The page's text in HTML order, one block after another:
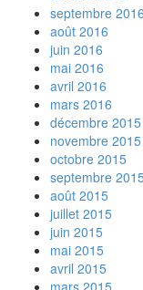
septembre 2016
août 2016
juin 2016
mai 2016
avril 2016
mars 2016
décembre 2015
novembre 2015
octobre 2015
septembre
août 2015
juillet 2015
juin 2015
mai 2015
avril 2015